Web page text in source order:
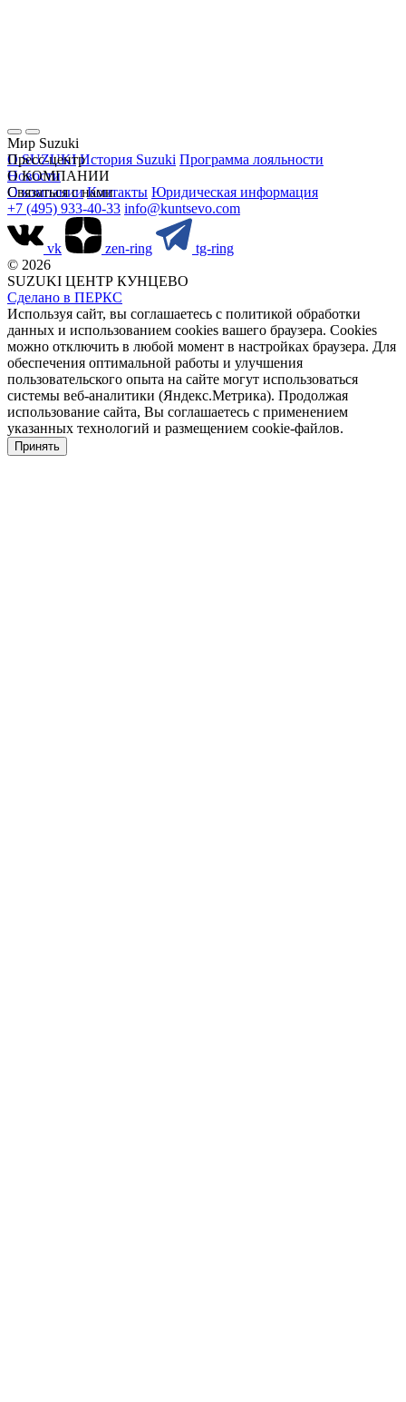
Мир Suzuki
О SUZUKI История Suzuki Программа лояльности
Пресс-центр
Новости
О КОМПАНИИ
О компании Контакты Юридическая информация
Связаться с нами
+7 (495) 933-40-33 info@kuntsevo.com
vk zen-ring
tg-ring
© 2026
SUZUKI ЦЕНТР КУНЦЕВО
Сделано в ПЕРКС
Используя сайт, вы соглашаетесь с политикой обработки
данных и использованием cookies вашего браузера. Cookies
можно отключить в любой момент в настройках браузера. Для
обеспечения оптимальной работы и улучшения
пользовательского опыта на сайте могут использоваться
системы веб-аналитики (Яндекс.Метрика). Продолжая
использование сайта, Вы соглашаетесь с применением
указанных технологий и размещением cookie-файлов.
Принять